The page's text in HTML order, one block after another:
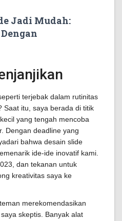
Jadi Mudah:
terjebak dalam rutinitas
Saat itu, saya berada di titik
yang tengah mencoba
Dengan deadline yang
bahwa desain slide
ide-ide inovatif kami.
dan tekanan untuk
kreativitas saya ke
merekomendasikan
saya skeptis. Banyak alat